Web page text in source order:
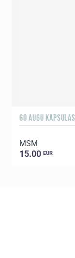
60 AUGU KAPSULAS
MSM
15.00 EUR